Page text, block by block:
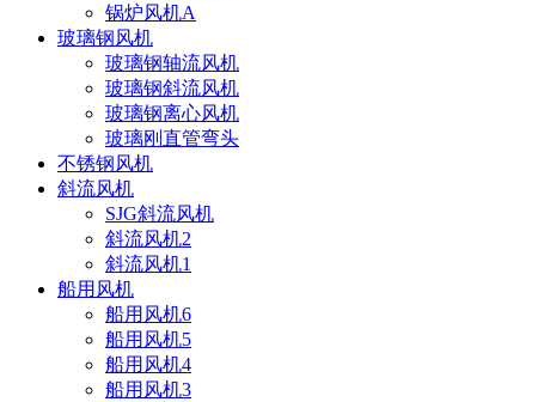
锅炉风机A
玻璃钢风机
玻璃钢轴流风机
玻璃钢斜流风机
玻璃钢离心风机
玻璃刚直管弯头
不锈钢风机
斜流风机
SJG斜流风机
斜流风机2
斜流风机1
船用风机
船用风机6
船用风机5
船用风机4
船用风机3